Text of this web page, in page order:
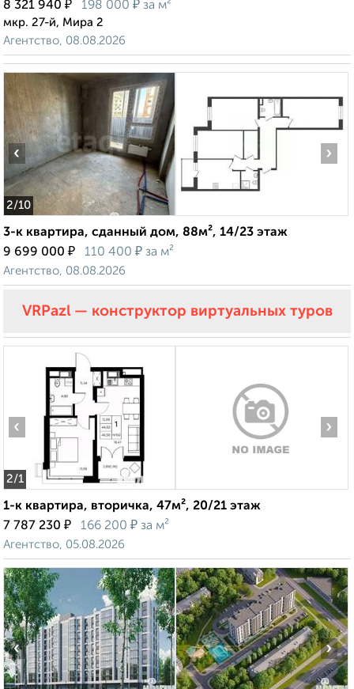
8 321 940 ₽ 198 000 ₽ за м²
мкр. 27-й, Мира 2
Агентство, 08.08.2026
2/10
‹ ›
3-к квартира, сданный дом, 88м², 14/23 этаж
9 699 000 ₽ 110 400 ₽ за м²
Агентство, 08.08.2026
VRPazl — конструктор виртуальных туров
2/1
‹ ›
1-к квартира, вторичка, 47м², 20/21 этаж
7 787 230 ₽ 166 200 ₽ за м²
Агентство, 05.08.2026
‹ ›